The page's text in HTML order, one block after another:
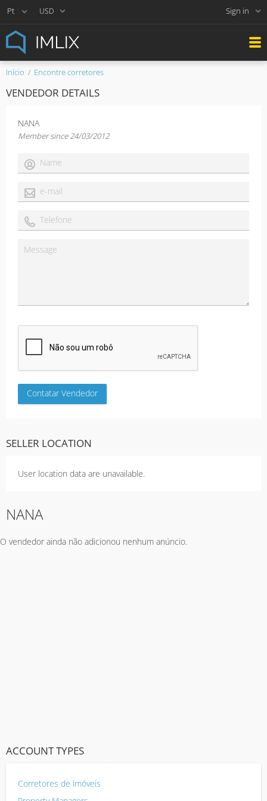
USD Sign in
Início Encontre corretores
VENDEDOR DETAILS
NANA
Member since 24/03/2012
SELLER LOCATION
User location data are unavailable.
NANA
O vendedor ainda não adicionou nenhum anúncio.
ACCOUNT TYPES
Corretores de imóveis